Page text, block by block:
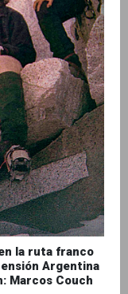
la ruta franco
Argentina
Marcos Couch